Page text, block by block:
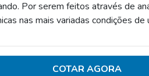
Por serem feitos através de
nas mais variadas condições de
E TIPOS DE ENSAIOS
podem envolver: os tipos de car
COTAR AGORA